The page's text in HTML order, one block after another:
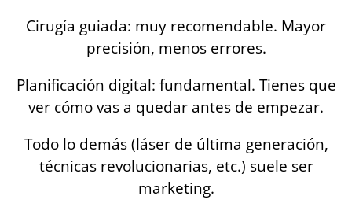
Cirugía guiada: muy recomendable. Mayor
precisión, menos errores.
Planificación digital: fundamental. Tienes que
ver cómo vas a quedar antes de empezar.
Todo lo demás (láser de última generación,
técnicas revolucionarias, etc.) suele ser
marketing.